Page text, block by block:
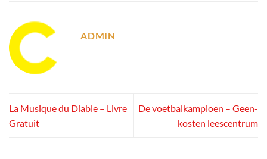
ADMIN
La Musique du Diable – Livre
Gratuit
De voetbalkampioen – Geen-
kosten leescentrum